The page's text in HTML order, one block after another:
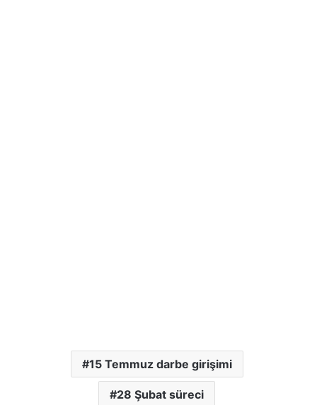
15 Temmuz darbe girişimi
28 Şubat süreci